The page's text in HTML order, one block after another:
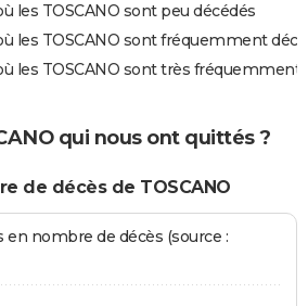
les TOSCANO sont peu décédés
les TOSCANO sont fréquemment
les TOSCANO sont très fréquemment
qui nous ont quittés ?
de décès de TOSCANO
nombre de décès (source :